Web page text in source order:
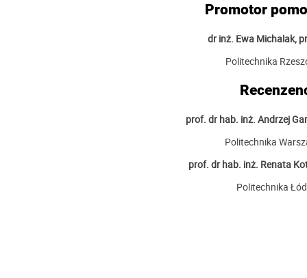
Promotor
dr inż. Ewa Michalak,
Politechnika
prof. dr hab. inż. Andrzej
Politechnika
prof. dr hab. inż. Renata
Politechnika